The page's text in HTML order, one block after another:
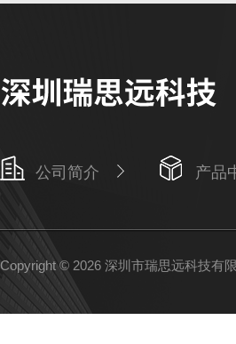
公司简介 产品
Copyright © 2026 深圳市瑞思远科技有